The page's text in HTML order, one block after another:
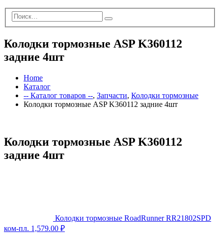
Колодки тормозные ASP K360112
задние 4шт
Home
Каталог
-- Каталог товаров --, Запчасти, Колодки тормозные
Колодки тормозные ASP K360112 задние 4шт
Колодки тормозные ASP K360112
задние 4шт
Колодки тормозные RoadRunner RR21802SPD
ком-пл. 1,579.00 ₽